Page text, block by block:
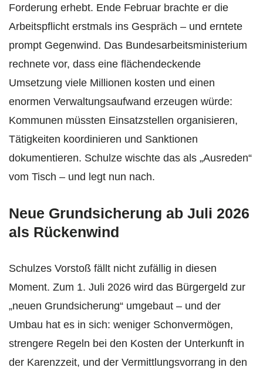
Forderung erhebt. Ende Februar brachte er die
Arbeitspflicht erstmals ins Gespräch – und erntete
prompt Gegenwind. Das Bundesarbeitsministerium
rechnete vor, dass eine flächendeckende
Umsetzung viele Millionen kosten und einen
enormen Verwaltungsaufwand erzeugen würde:
Kommunen müssten Einsatzstellen organisieren,
Tätigkeiten koordinieren und Sanktionen
dokumentieren. Schulze wischte das als „Ausreden“
vom Tisch – und legt nun nach.
Neue Grundsicherung ab Juli 2026
als Rückenwind
Schulzes Vorstoß fällt nicht zufällig in diesen
Moment. Zum 1. Juli 2026 wird das Bürgergeld zur
„neuen Grundsicherung“ umgebaut – und der
Umbau hat es in sich: weniger Schonvermögen,
strengere Regeln bei den Kosten der Unterkunft in
der Karenzzeit, und der Vermittlungsvorrang in den